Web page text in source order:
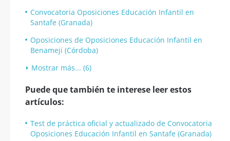
Convocatoria Oposiciones Educación Infantil en
Santafe (Granada)
Oposiciones de Oposiciones Educación Infantil en
Benameji (Córdoba)
Mostrar más... (6)
Puede que también te interese leer estos
artículos:
Test de práctica oficial y actualizado de Convocatoria
Oposiciones Educación Infantil en Santafe (Granada)